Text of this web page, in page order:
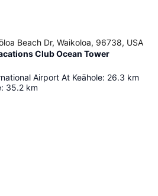
Beach Dr, Waikoloa, 96738, USA
Club Ocean Tower
Airport At Keāhole: 26.3 km
: 35.2 km